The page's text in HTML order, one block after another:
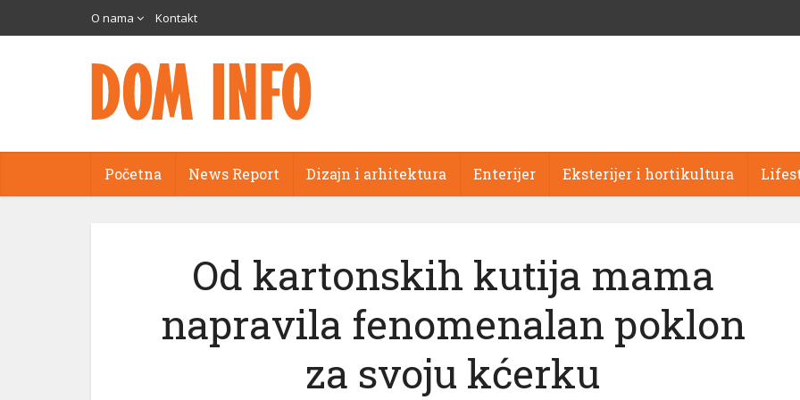
O nama Kontakt
Početna News Report Dizajn i arhitektura Enterijer Eksterijer i hortikultura
Od kartonskih kutija mama
napravila fenomenalan poklon
za svoju kćerku